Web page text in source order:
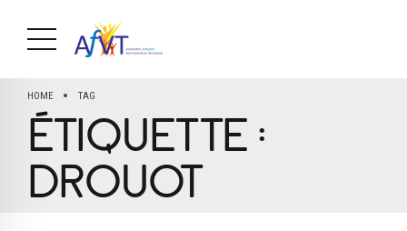
HOME TAG
ÉTIQUETTE :
DROUOT